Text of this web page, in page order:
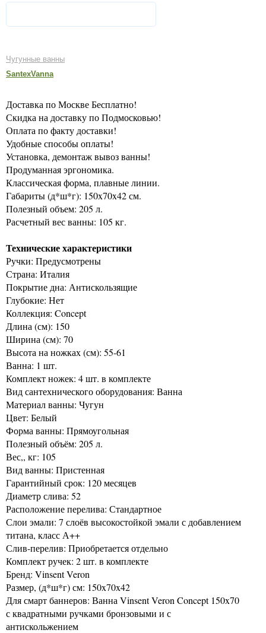
Чугунные ванны
SantexVanna
Доставка по Москве Бесплатно!
Скидка на доставку по Подмосковью!
Оплата по факту доставки!
Удобные способы оплаты!
Установка, демонтаж вывоз ванны!
Продуманная эргономика.
Классическая форма, плавные линии.
Габариты (д*ш*г): 150x70x42 см.
Полезный объем: 205 л.
Расчетный вес ванны: 105 кг.
Технические характеристики
Ручки: Предусмотрены
Страна: Италия
Покрытие дна: Антискользящие
Глубокие: Нет
Коллекция: Concept
Длина (см): 150
Ширина (см): 70
Высота на ножках (см): 55-61
Ванна: 1 шт.
Комплект ножек: 4 шт. в комплекте
Вид сантехнического оборудования: Ванна
Материал ванны: Чугун
Цвет: Белый
Форма ванны: Прямоугольная
Полезный объём: 205 л.
Вес,, кг: 105
Вид ванны: Пристенная
Гарантийный срок: 120 месяцев
Диаметр слива: 52
Расположение перелива: Стандартное
Слои эмали: 7 слоёв высокостойкой эмали с добавлением
титана, класс А++
Слив-перелив: Приобретается отдельно
Комплект ручек: 2 шт. в комплекте
Бренд: Vinsent Veron
Размер, (д*ш*г) см: 150x70x42
Для смарт баннеров: Ванна Vinsent Veron Concept 150x70
с квадратными ручками бронзовыми и с
антискольжением